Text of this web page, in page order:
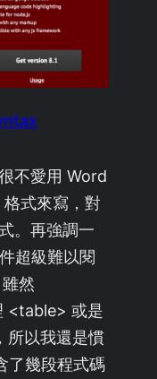
不愛用 Word
式來寫，對
。再強調一
超級難以閱
然
<table> 或是
所以我還是慣
了幾段程式碼